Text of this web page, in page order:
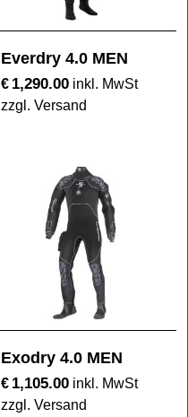
Everdry 4.0 MEN
€ 1,290.00 inkl. MwSt
zzgl. Versand
Exodry 4.0 MEN
€ 1,105.00 inkl. MwSt
zzgl. Versand